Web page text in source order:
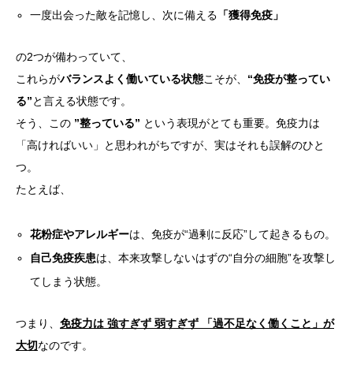
一度出会った敵を記憶し、次に備える 「獲得免疫」
の2つが備わっていて、
これらがバランスよく働いている状態こそが、 “免疫が整ってい
る”と言える状態です。
そう、この ”整っている” という表現がとても重要。免疫力は
「高ければいい」と思われがちですが、実はそれも誤解のひと
つ。
たとえば、
花粉症やアレルギーは、免疫が“過剰に反応”して起きるもの。
自己免疫疾患は、本来攻撃しないはずの“自分の細胞”を攻撃し
てしまう状態。
つまり、 免疫力は 強すぎず 弱すぎず 「過不足なく働くこと」が
大切なのです。